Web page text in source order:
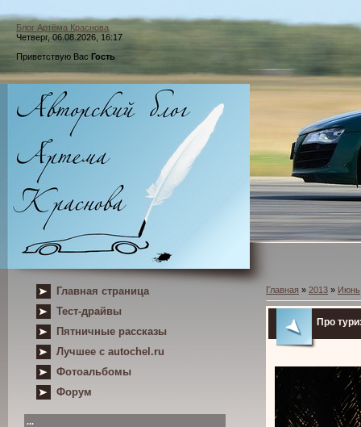
Блог Артёма Краснова
Четверг, 06.08.2026, 16:17
Приветствую Вас Гость
Главная страница
Тест-драйвы
Пятничные рассказы
Лучшее с autochel.ru
Фотоальбомы
Форум
...
Главная » 2013 » Июнь
Про